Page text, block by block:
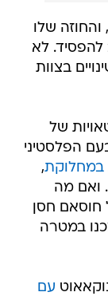
והחוזה שלו
להפסיד. לא
בצוות
של
הפלסטיני
במחלוקת,
ואם מה
חוסאם חסן
במטרה
עם